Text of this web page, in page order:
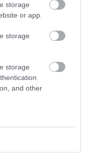
storage
or app.
storage
storage
and other
φόρο